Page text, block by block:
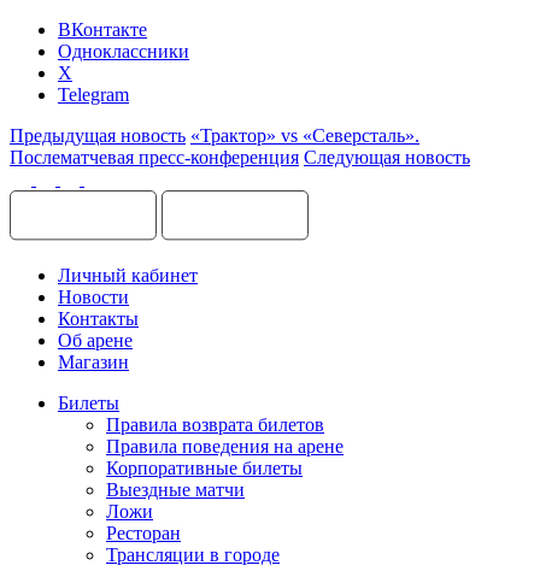
ВКонтакте
Одноклассники
X
Telegram
Предыдущая новость «Трактор» vs «Северсталь».
Послематчевая пресс-конференция Следующая новость
Личный кабинет
Новости
Контакты
Об арене
Магазин
Билеты
Правила возврата билетов
Правила поведения на арене
Корпоративные билеты
Выездные матчи
Ложи
Ресторан
Трансляции в городе